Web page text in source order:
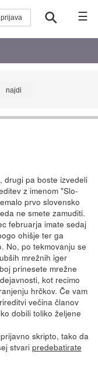
☰
pa boste izvedeli
z imenom "Slo-
prvo slovensko
ne smete zamuditi.
februarja imate sedaj
ohišje ter ga
No, po tekmovanju se
mrežnih iger
prinesete mrežne
kot recimo
hrčkov. Če vam
večina članov
dobili toliko željene
skripto, tako da
stvari predebatirate